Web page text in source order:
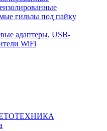
гильзы под пайку
адаптеры, USB-
WiFi